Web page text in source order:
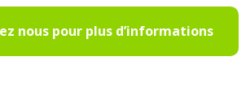
nous pour plus d’informations